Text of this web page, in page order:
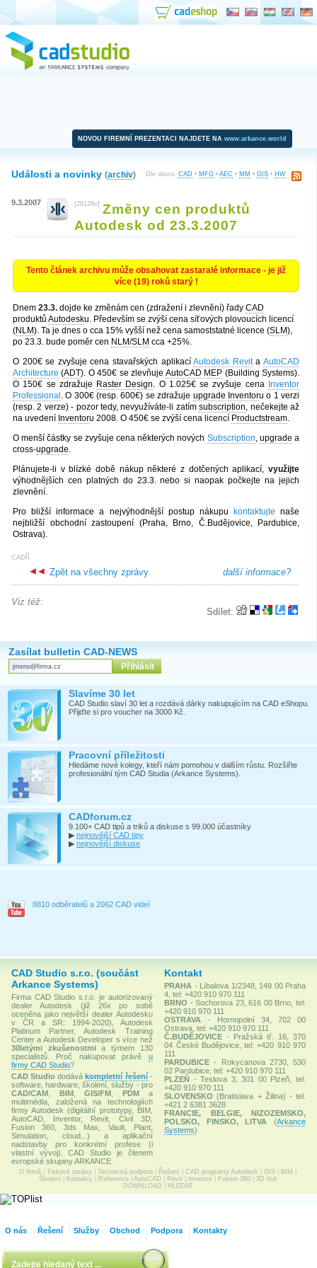
NOVOU FIREMNÍ PREZENTACI NAJDETE NA www.arkance.world
Dle oboru: CAD • MFG • AEC • MM • GIS • HW
Události a novinky (archiv)
9.3.2007 [28129x] Změny cen produktů
Autodesk od 23.3.2007
Tento článek archivu může obsahovat zastaralé informace - je již
více (19) roků starý !
Dnem 23.3. dojde ke změnám cen (zdražení i zlevnění) řady CAD
produktů Autodesku. Především se zvýší cena síťových plovoucích licencí
(NLM). Ta je dnes o cca 15% vyšší než cena samoststatné licence (SLM),
po 23.3. bude poměr cen NLM/SLM cca +25%.
O 200€ se zvyšuje cena stavařských aplikacíAutodesk RevitaAutoCAD
Architecture (ADT). O 450€ se zlevňuje AutoCAD MEP (Building Systems).
O 150€ se zdražuje Raster Design. O 1.025€ se zvyšuje cena Inventor
Professional . O 300€ (resp. 600€) se zdražuje upgrade Inventoru o 1 verzi
(resp. 2 verze) - pozor tedy, nevyužíváte-li zatímsubscription, nečekejte až
na uvedení Inventoru 2008. O 450€ se zvýší cena licencí Productstream.
O menší částky se zvyšuje cena některých nových Subscription, upgrade a
cross-upgrade.
Plánujete-li v blízké době nákup některé z dotčených aplikací, využijte
výhodnějších cen platných do 23.3. nebo si naopak počkejte na jejich
zlevnění.
Pro bližší informace a nejvýhodnější postup nákupu
kontaktujte naše
nejbližší obchodní zastoupení (Praha, Brno, Č.Budějovice, Pardubice,
Ostrava).
[
CAD ]
další informace?
Zpět na všechny zprávy
Sdílet:
Viz též:
Zasílat bulletin CAD-NEWS
Slavíme 30 let
CAD Studio slaví 30 let a rozdává dárky nakupujícím na CAD eShopu.
Přijďte si pro voucher na 3000 Kč.
Pracovní příležitosti
Hledáme nové kolegy, kteří nám pomohou v dalším růstu. Rozšiřte
profesionální tým CAD Studia (Arkance Systems).
CADforum.cz
9.100+ CAD tipů a triků a diskuse s 99.000 účastníky
▶ nejnovější CAD tipy
▶ nejnovější diskuse
8810 odběratelů a 2062 CAD videí
CAD Studio s.r.o. (součást
Arkance Systems)
Firma CAD Studio s.r.o. je autorizovaný
dealer Autodesk (již 26x po sobě
oceněna jako největší dealer Autodesku
v ČR a SR: 1994-2020), Autodesk
Platinum Partner, Autodesk Training
Center a Autodesk Developer s více než
30letými zkušenostmia týmem 130
specialistů. Proč nakupovat právě u
firmy CAD Studio?
CAD Studio dodávákompletní řešení-
software, hardware, školení, služby - pro
CAD/CAM
BIM,GIS/FM ,PDM a
multimédia, založená na technologiích
firmy Autodesk (digitální prototypy, BIM,
AutoCAD, Inventor, Revit, Civil 3D,
Fusion 360, 3ds Max, Vault, Plant,
Simulation, cloud...) a aplikační
nadstavby pro konkrétní profese (i
vlastní vývoj). CAD Studio je členem
evropské skupiny ARKANCE.
Kontakt
PRAHA - Líbalova 1/2348, 149 00 Praha
4, tel: +420 910 970 111
BRNO - Sochorova 23, 616 00 Brno, tel:
+420 910 970 111
OSTRAVA
- Hornopolní 34, 702 00
Ostrava, tel: +420 910 970 111
Č.BUDĚJOVICE - Pražská tř. 16, 370
04 České Budějovice, tel: +420 910 970
111
PARDUBICE - Rokycanova 2730, 530
02 Pardubice, tel: +420 910 970 111
PLZEŇ - Teslova 3, 301 00 Plzeň, tel:
+420 910 970 111
SLOVENSKO (Bratislava + Žilina) - tel.
+421 2 6381 3628
FRANCIE, BELGIE, NIZOZEMSKO,
POLSKO, FINSKO, LITVA
(Arkance
Systems)
O firmě Tiskové zprávy Technická podpora Řešení CAD programy Autodesk GIS BIM
Školení
Kontakty Reference| AutoCAD Revit Inventor| Fusion 360| 3D tisk
DOWNLOAD
HLEDAT
O nás Řešení Služby Obchod Podpora Kontakty